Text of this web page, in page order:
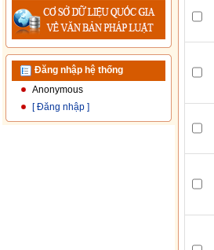
Đăng nhập hệ thống
Anonymous
[ Đăng nhập ]